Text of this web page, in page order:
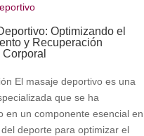
Optimizando el
y Recuperación
El masaje deportivo es una
que se ha
en un componente esencial en
deporte para optimizar el